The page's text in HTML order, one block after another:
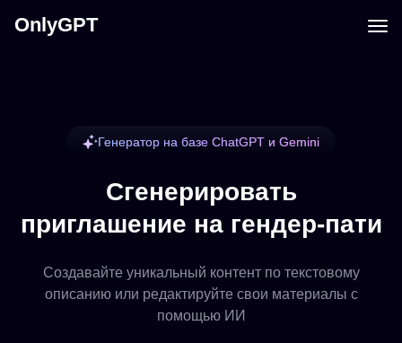
OnlyGPT
Генератор на базе ChatGPT и Gemini
Сгенерировать
приглашение на гендер-пати
Создавайте уникальный контент по текстовому
описанию или редактируйте свои материалы с
помощью ИИ